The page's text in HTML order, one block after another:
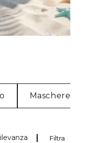
Maschere per il
Filtra